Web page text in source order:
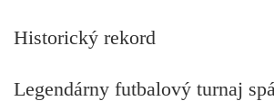
Historický rekord
Legendárny futbalový turnaj